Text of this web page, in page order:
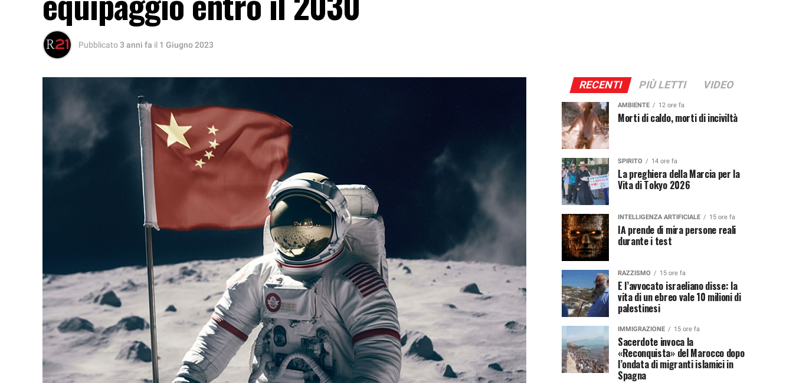
Pubblicato3 anni fa il 1 Giugno 2023
RECENTI PIÙ LETTI VIDEO
AMBIENTE 12 ore fa
Morti di caldo, morti di inciviltà
SPIRITO 14 ore fa
La preghiera della Marcia per la
Vita di Tokyo 2026
INTELLIGENZA ARTIFICIALE 15 ore fa
IA prende di mira persone reali
durante i test
RAZZISMO 15 ore fa
E l’avvocato israeliano disse: la
vita di un ebreo vale 10 milioni di
palestinesi
IMMIGRAZIONE 15 ore fa
Sacerdote invoca la
«Reconquista» del Marocco dopo
l’ondata di migranti islamici in
Spagna